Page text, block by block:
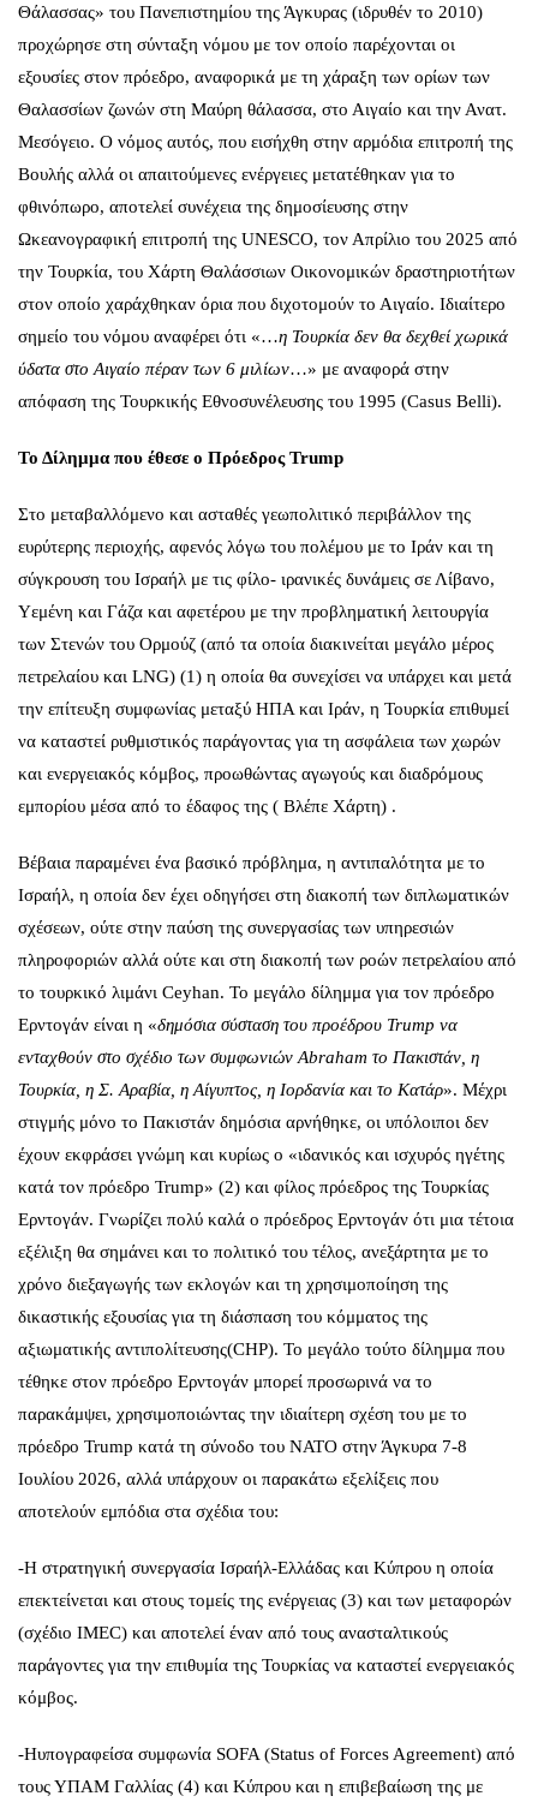
Θάλασσας» του Πανεπιστημίου της Άγκυρας (ιδρυθέν το 2010)
προχώρησε στη σύνταξη νόμου με τον οποίο παρέχονται οι
εξουσίες στον πρόεδρο, αναφορικά με τη χάραξη των ορίων των
Θαλασσίων ζωνών στη Μαύρη θάλασσα, στο Αιγαίο και την Ανατ.
Μεσόγειο. Ο νόμος αυτός, που εισήχθη στην αρμόδια επιτροπή της
Βουλής αλλά οι απαιτούμενες ενέργειες μετατέθηκαν για το
φθινόπωρο, αποτελεί συνέχεια της δημοσίευσης στην
Ωκεανογραφική επιτροπή της UNESCO, τον Απρίλιο του 2025 από
την Τουρκία, του Χάρτη Θαλάσσιων Οικονομικών δραστηριοτήτων
στον οποίο χαράχθηκαν όρια που διχοτομούν το Αιγαίο. Ιδιαίτερο
σημείο του νόμου αναφέρει ότι «…η Τουρκία δεν θα δεχθεί χωρικά
ύδατα στο Αιγαίο πέραν των 6 μιλίων…» με αναφορά στην
απόφαση της Τουρκικής Εθνοσυνέλευσης του 1995 (Casus Belli).
Το Δίλημμα που έθεσε ο Πρόεδρος Trump
Στο μεταβαλλόμενο και ασταθές γεωπολιτικό περιβάλλον της
ευρύτερης περιοχής, αφενός λόγω του πολέμου με το Ιράν και τη
σύγκρουση του Ισραήλ με τις φίλο- ιρανικές δυνάμεις σε Λίβανο,
Υεμένη και Γάζα και αφετέρου με την προβληματική λειτουργία
των Στενών του Ορμούζ (από τα οποία διακινείται μεγάλο μέρος
πετρελαίου και LNG) (1) η οποία θα συνεχίσει να υπάρχει και μετά
την επίτευξη συμφωνίας μεταξύ ΗΠΑ και Ιράν, η Τουρκία επιθυμεί
να καταστεί ρυθμιστικός παράγοντας για τη ασφάλεια των χωρών
και ενεργειακός κόμβος, προωθώντας αγωγούς και διαδρόμους
εμπορίου μέσα από το έδαφος της ( Βλέπε Χάρτη) .
Βέβαια παραμένει ένα βασικό πρόβλημα, η αντιπαλότητα με το
Ισραήλ, η οποία δεν έχει οδηγήσει στη διακοπή των διπλωματικών
σχέσεων, ούτε στην παύση της συνεργασίας των υπηρεσιών
πληροφοριών αλλά ούτε και στη διακοπή των ροών πετρελαίου από
το τουρκικό λιμάνι Ceyhan. Το μεγάλο δίλημμα για τον πρόεδρο
Ερντογάν είναι η «δημόσια σύσταση του προέδρου Trump να
ενταχθούν στο σχέδιο των συμφωνιών Abraham το Πακιστάν, η
Τουρκία, η Σ. Αραβία, η Αίγυπτος, η Ιορδανία και το Κατάρ». Μέχρι
στιγμής μόνο το Πακιστάν δημόσια αρνήθηκε, οι υπόλοιποι δεν
έχουν εκφράσει γνώμη και κυρίως ο «ιδανικός και ισχυρός ηγέτης
κατά τον πρόεδρο Trump» (2) και φίλος πρόεδρος της Τουρκίας
Ερντογάν. Γνωρίζει πολύ καλά ο πρόεδρος Ερντογάν ότι μια τέτοια
εξέλιξη θα σημάνει και το πολιτικό του τέλος, ανεξάρτητα με το
χρόνο διεξαγωγής των εκλογών και τη χρησιμοποίηση της
δικαστικής εξουσίας για τη διάσπαση του κόμματος της
αξιωματικής αντιπολίτευσης(CHP). Το μεγάλο τούτο δίλημμα που
τέθηκε στον πρόεδρο Ερντογάν μπορεί προσωρινά να το
παρακάμψει, χρησιμοποιώντας την ιδιαίτερη σχέση του με το
πρόεδρο Trump κατά τη σύνοδο του ΝΑΤΟ στην Άγκυρα 7-8
Ιουλίου 2026, αλλά υπάρχουν οι παρακάτω εξελίξεις που
αποτελούν εμπόδια στα σχέδια του:
-Η στρατηγική συνεργασία Ισραήλ-Ελλάδας και Κύπρου η οποία
επεκτείνεται και στους τομείς της ενέργειας (3) και των μεταφορών
(σχέδιο IMEC) και αποτελεί έναν από τους ανασταλτικούς
παράγοντες για την επιθυμία της Τουρκίας να καταστεί ενεργειακός
κόμβος.
-Ηυπογραφείσα συμφωνία SOFA (Status of Forces Agreement) από
τους ΥΠΑΜ Γαλλίας (4) και Κύπρου και η επιβεβαίωση της με